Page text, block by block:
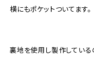
横にもポケットついてます。
裏地を使用し製作している